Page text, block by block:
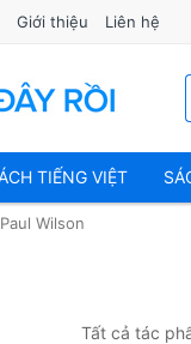
Giới thiệu Liên hệ
TIẾNG VIỆT
Paul Wilson
Tất cả tác